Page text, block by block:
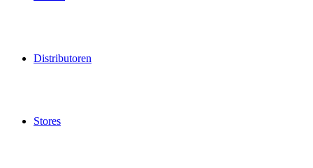
Distributoren
Stores